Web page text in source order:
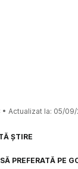
• Actualizat la: 05/09/
ȘTIRE
PREFERATĂ PE